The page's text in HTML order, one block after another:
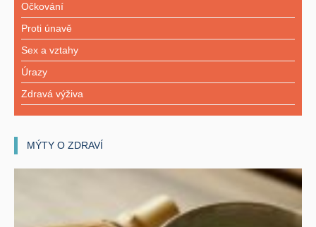
Očkování
Proti únavě
Sex a vztahy
Úrazy
Zdravá výživa
MÝTY O ZDRAVÍ